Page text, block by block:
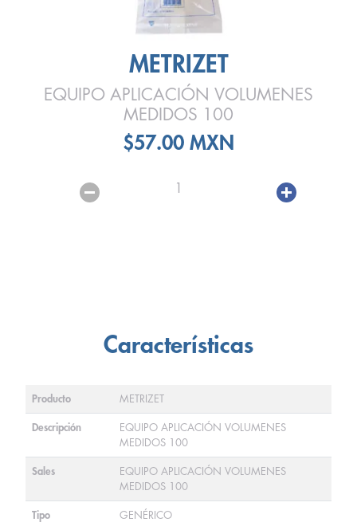
METRIZET
EQUIPO APLICACIÓN VOLUMENES
MEDIDOS 100
$57.00 MXN
1
Características
Producto METRIZET
Descripción
EQUIPO APLICACIÓN VOLUMENES
MEDIDOS 100
Sales
EQUIPO APLICACIÓN VOLUMENES
MEDIDOS 100
Tipo GENÉRICO